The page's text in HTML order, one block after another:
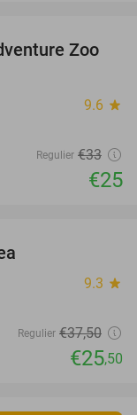
24%
Zoo
9.6 star
Regulier €33
€25
9.3 star
Regulier €37,50
€25,50